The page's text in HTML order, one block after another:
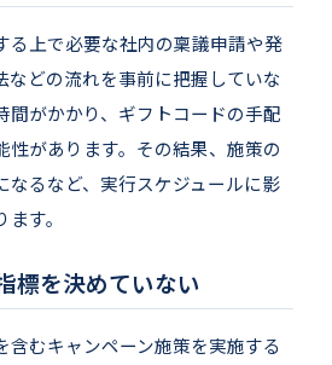
る上で必要な社内の稟議申請や発
などの流れを事前に把握していな
間がかかり、ギフトコードの手配
性があります。その結果、施策の
なるなど、実行スケジュールに影
す。
標を決めていない
含むキャンペーン施策を実施する